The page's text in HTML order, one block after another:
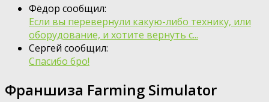
Фёдор сообщил:
Если вы перевернули какую-либо технику, или
оборудование, и хотите вернуть с...
Сергей сообщил:
Спасибо бро!
Франшиза Farming Simulator